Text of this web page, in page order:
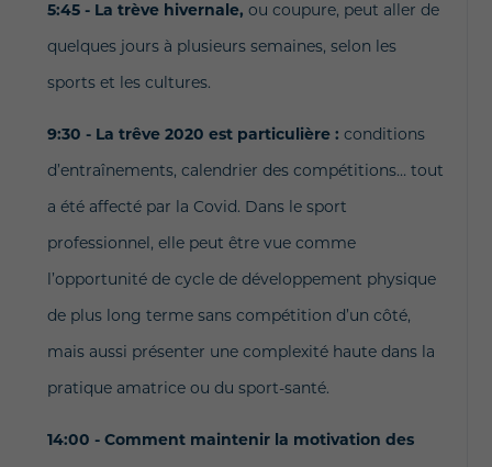
5:45 - La trève hivernale, ou coupure, peut aller de
quelques jours à plusieurs semaines, selon les
sports et les cultures.
9:30 - La trêve 2020 est particulière : conditions
d’entraînements, calendrier des compétitions… tout
a été affecté par la Covid. Dans le sport
professionnel, elle peut être vue comme
l’opportunité de cycle de développement physique
de plus long terme sans compétition d’un côté,
mais aussi présenter une complexité haute dans la
pratique amatrice ou du sport-santé.
14:00 - Comment maintenir la motivation des